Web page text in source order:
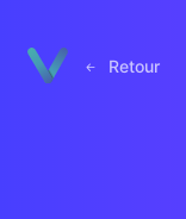
Retour